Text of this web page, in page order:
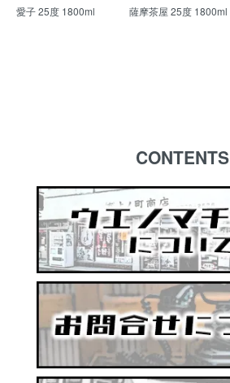
愛子 25度 1800ml 薩摩茶屋 25度 1800ml
CONTENTS